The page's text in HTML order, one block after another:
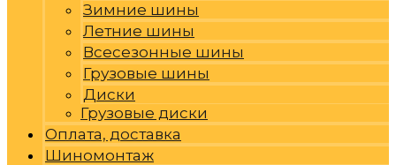
Зимние шины
Летние шины
Всесезонные шины
Грузовые шины
Диски
Грузовые диски
Оплата, доставка
Шиномонтаж